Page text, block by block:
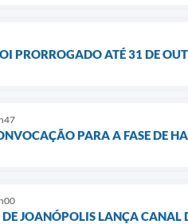
PRORROGADO ATÉ 31 DE
PARA A FASE DE
DE JOANÓPOLIS LANÇA